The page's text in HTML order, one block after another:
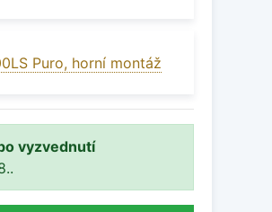
Puro, horní montáž
vyzvednutí